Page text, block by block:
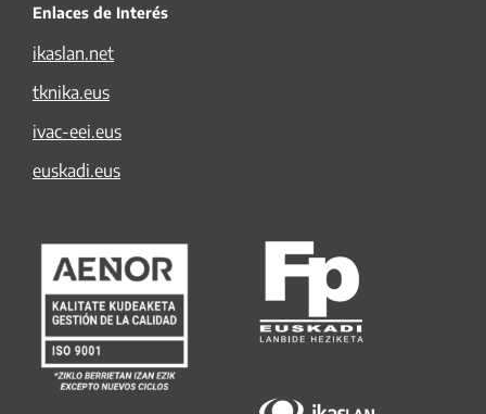
Enlaces de Interés
ikaslan.net
tknika.eus
ivac-eei.eus
euskadi.eus